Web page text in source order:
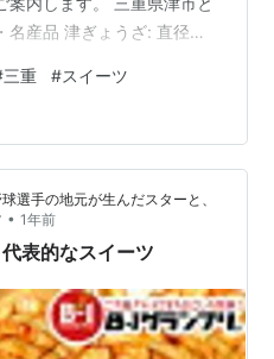
名産品 津ぎょうざ: 直径
かもしれません。 【レン
ット ジャンボ餃子 餃子 お
1グランプリ 送料無料【麦
特大！90g6ケ入り ご当地グ
団体 三重県津市の学校給食
三重 #スイーツ
選手の地元が生んだスターと、
• 1年前
表的なスイーツ